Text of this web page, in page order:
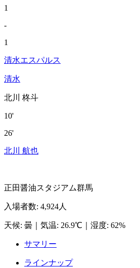
1
-
1
清水エスパルス
清水
北川 柊斗
10'
26'
北川 航也
正田醤油スタジアム群馬
入場者数: 4,924人
天候: 曇 気温: 26.9℃ 湿度: 62%
サマリー
ラインナップ